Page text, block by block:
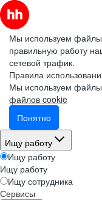
Мы используем файлы
правильную работу
сетевой трафик.
Правила
Мы используем
файлов cookie
Понятно
Ищу работу
Ищу работу
Ищу работу
Ищу сотрудника
Сервисы